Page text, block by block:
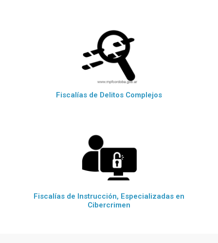
Fiscalías de Delitos Complejos
Fiscalías de Instrucción, Especializadas en
Cibercrimen